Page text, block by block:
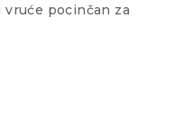
pocinčan za